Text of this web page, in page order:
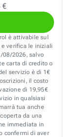
€
è attivabile sul
e verifica le iniziali
08/2026, salvo
carta di credito o
servizio è di 1€
il costo
di 19,95€
in qualsiasi
tua anche
da una
immediata in
confermi di aver